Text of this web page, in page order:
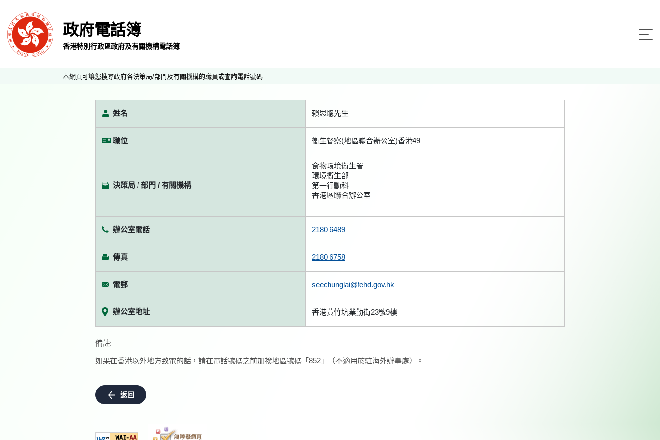
政府電話簿
香港特別行政區政府及有關機構電話簿
本網頁可讓您搜尋政府各決策局/部門及有關機構的職員或查詢電話號碼
姓名 賴思聰先生
職位 衞生督察(地區聯合辦公室)香港49
決策局 / 部門 / 有關機構
食物環境衞生署
環境衞生部
第一行動科
香港區聯合辦公室
辦公室電話 2180 6489
傳真 2180 6758
電郵 seechunglai@fehd.gov.hk
辦公室地址 香港黃竹坑業勤街23號9樓
備註:
如果在香港以外地方致電的話，請在電話號碼之前加撥地區號碼「852」（不適用於駐海外辦事處）。
返回